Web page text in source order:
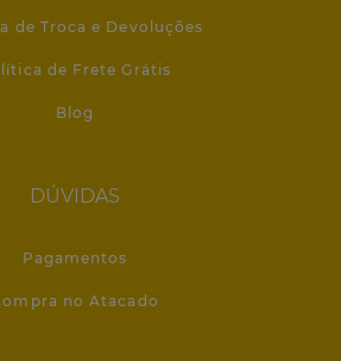
de Troca e Devoluções
de Frete Grátis
Blog
DÚVIDAS
Pagamentos
no Atacado